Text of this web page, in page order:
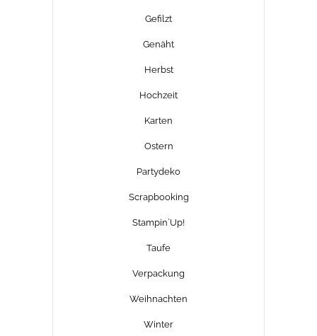
Gefilzt
Genäht
Herbst
Hochzeit
Karten
Ostern
Partydeko
Scrapbooking
Stampin´Up!
Taufe
Verpackung
Weihnachten
Winter